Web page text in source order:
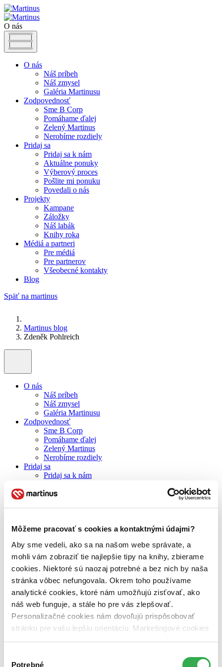
Môžeme pracovať s cookies a kontaktnými údajmi?
Aby sme vedeli, ako sa na našom webe správate, a
mohli vám zobraziť tie najlepšie tipy na knihy, zbierame
cookies. Niektoré sú naozaj potrebné a bez nich by naša
stránka vôbec nefungovala. Okrem toho používame
analytické cookies, ktoré nám umožňujú zisťovať, ako
náš web funguje, a stále ho pre vás zlepšovať.
Personalizačné cookies nám dovoľujú prispôsobovať
stránku pre vašu lepšiu orientáciu. Marketingové cookies
nám zas umožňujú zobrazenie relevantnej reklamy.
nám pomohlo, keby sme mohli používať všetky tieto
Potrebné
O nás
O nás
Náš príbeh
Náš zmysel
Galéria Martinusu
Zodpovednosť
Sme B Corp
Pomáhame ďalej
Zelený Martinus
Nerobíme rozdiely
Pridaj sa
Pridaj sa k nám
Aktuálne ponuky
Výberový proces
Pošlite mi ponuku
Povedali o nás
Projekty
Kampane
Záložky
Náš labák
Knihy roka
Médiá a partneri
Pre médiá
Pre partnerov
Všeobecné kontakty
Blog
Späť na martinus
Martinus blog
Zdeněk Pohlreich
O nás
Náš príbeh
Náš zmysel
Galéria Martinusu
Zodpovednosť
Sme B Corp
Pomáhame ďalej
Zelený Martinus
Nerobíme rozdiely
Pridaj sa
Pridaj sa k nám
Výberový proces
Povedali o nás
Kampane
Náš labák
Knihy roka
Médiá a partneri
Pre médiá
Pre partnerov
Všeobecné kontakty
Blog
Všetky články na tému: Zdeněk Pohlreich